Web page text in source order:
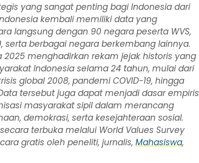
yang sangat penting bagi Indonesia dari
kembali memiliki data yang
langsung dengan 90 negara peserta WVS,
serta berbagai negara berkembang lainnya.
2025 menghadirkan rekam jejak historis yang
Indonesia selama 24 tahun, mulai dari
global 2008, pandemi COVID-19, hingga
tersebut juga dapat menjadi dasar empiris
masyarakat sipil dalam merancang
demokrasi, serta kesejahteraan sosial.
terbuka melalui World Values Survey
gratis oleh peneliti, jurnalis,Mahasiswa,